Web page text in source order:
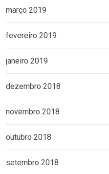
março 2019
fevereiro 2019
janeiro 2019
dezembro 2018
novembro 2018
outubro 2018
setembro 2018